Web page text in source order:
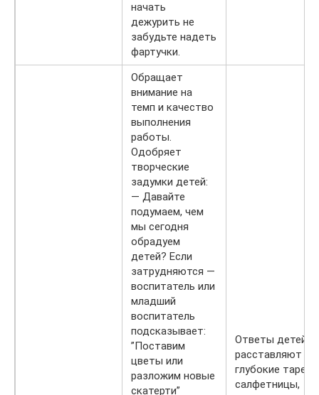
начать
дежурить не
забудьте надеть
фартучки.
Обращает
внимание на
темп и качество
выполнения
работы.
Одобряет
творческие
задумки детей:
— Давайте
подумаем, чем
мы сегодня
обрадуем
детей? Если
затрудняются —
воспитатель или
младший
воспитатель
подсказывает:
”Поставим
цветы или
разложим новые
скатерти”
Ответы детей
расставляют
глубокие
салфетницы,